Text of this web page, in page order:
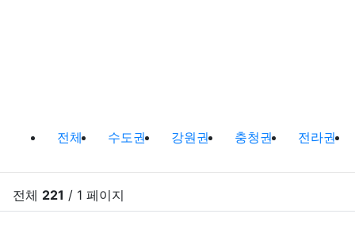
캠핑정보 및 캠핑장비 소개 분류 목
전체 수도권 강원권 충청권 전라권
전체 221 / 1 페이지